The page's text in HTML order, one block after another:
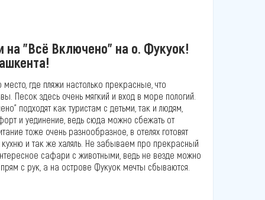
на "Всё Включено" на о. Фукуок!
где пляжи настолько прекрасные, что
Песок здесь очень мягкий и вход в море пологий.
подходят как туристам с детьми, так и людям,
и уединение, ведь сюда можно сбежать от
тоже очень разнообразное, в отелях готовят
кухню и так же халяль. Не забываем про прекрасный
сафари с животными, ведь не везде можно
с рук, а на острове Фукуок мечты сбываются.